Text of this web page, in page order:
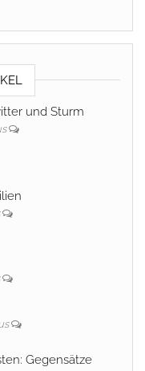
und Sturm
Gegensätze